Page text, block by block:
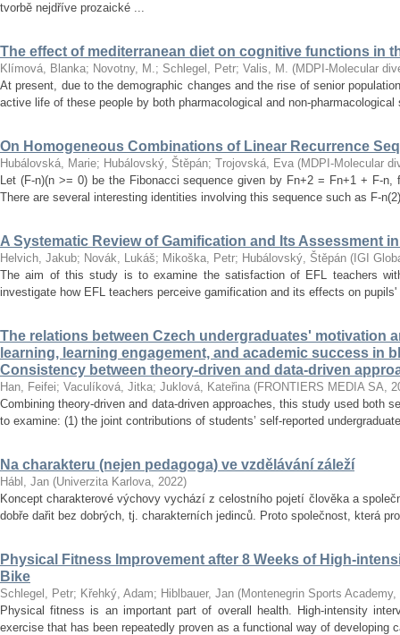
tvorbě nejdříve prozaické ...
The effect of mediterranean diet on cognitive functions in
Klímová, Blanka; Novotny, M.; Schlegel, Petr; Valis, M. (MDPI-Molecular
At present, due to the demographic changes and the rise of senior
active life of these people by both pharmacological and
On Homogeneous Combinations of Linear Recurrence
Hubálovská, Marie; Hubálovský, Štěpán; Trojovská, Eva (MDPI-Molecular
Let (F-n)(n >= 0) be the Fibonacci sequence given by Fn+2 = Fn+1 + F-
There are several interesting identities involving this sequence such as F-
A Systematic Review of Gamification and Its Assessment
Helvich, Jakub; Novák, Lukáš; Mikoška, Petr; Hubálovský, Štěpán ( IGI
The aim of this study is to examine the satisfaction of EFL teachers
investigate how EFL teachers perceive gamification and its effects on
The relations between Czech undergraduates' motivation
learning, learning engagement, and academic success in
Consistency between theory-driven and data-driven
Han, Feifei; Vaculíková, Jitka; Juklová, Kateřina (FRONTIERS MEDIA SA,
Combining theory-driven and data-driven approaches, this study used both
to examine: (1) the joint contributions of students’ self-reported
Na charakteru (nejen pedagoga) ve vzdělávání záleží
Hábl, Jan (Univerzita Karlova, 2022)
Koncept charakterové výchovy vychází z celostního pojetí člověka a
dobře dařit bez dobrých, tj. charakterních jedinců. Proto společnost, která
Physical Fitness Improvement after 8 Weeks of High-
Bike
Schlegel, Petr; Křehký, Adam; Hiblbauer, Jan (Montenegrin Sports Academy,
Physical fitness is an important part of overall health. High-intensity
exercise that has been repeatedly proven as a functional way of developing